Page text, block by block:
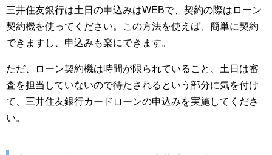
三井住友銀行は土日の申込みはWEBで、契約の際はローン
契約機を使ってください。この方法を使えば、簡単に契約
できますし、申込みも楽にできます。
ただ、ローン契約機は時間が限られていること、土日は審
査を担当していないので待たされるという部分に気を付け
て、三井住友銀行カードローンの申込みを実施してくださ
い。